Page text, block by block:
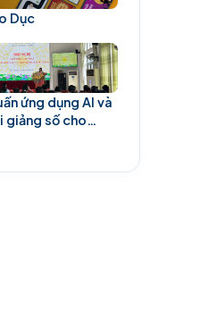
Dục
ứng dụng AI và
giảng số cho